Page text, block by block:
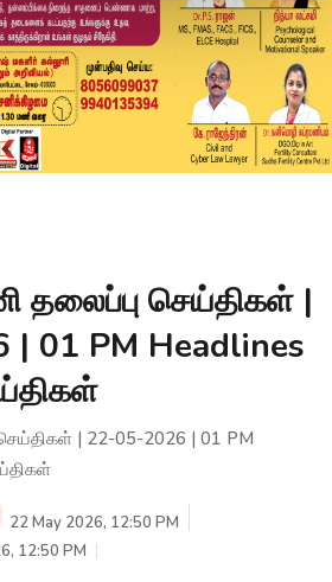
தலைப்பு செய்திகள் |
01 PM Headlines
| 22-05-2026 | 01 PM
22 May 2026, 12:50 PM
12:50 PM